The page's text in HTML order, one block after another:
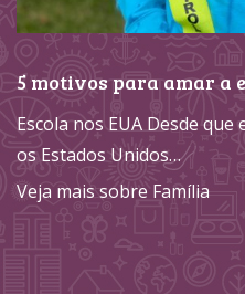
5 motivos para amar a
Escola nos EUA Desde
os Estados Unidos…
Veja mais sobre Família